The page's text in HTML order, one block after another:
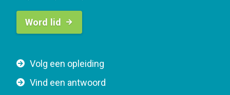
F
o
Volg een opleiding
Vind een antwoord
B
t
o
n
Word lid